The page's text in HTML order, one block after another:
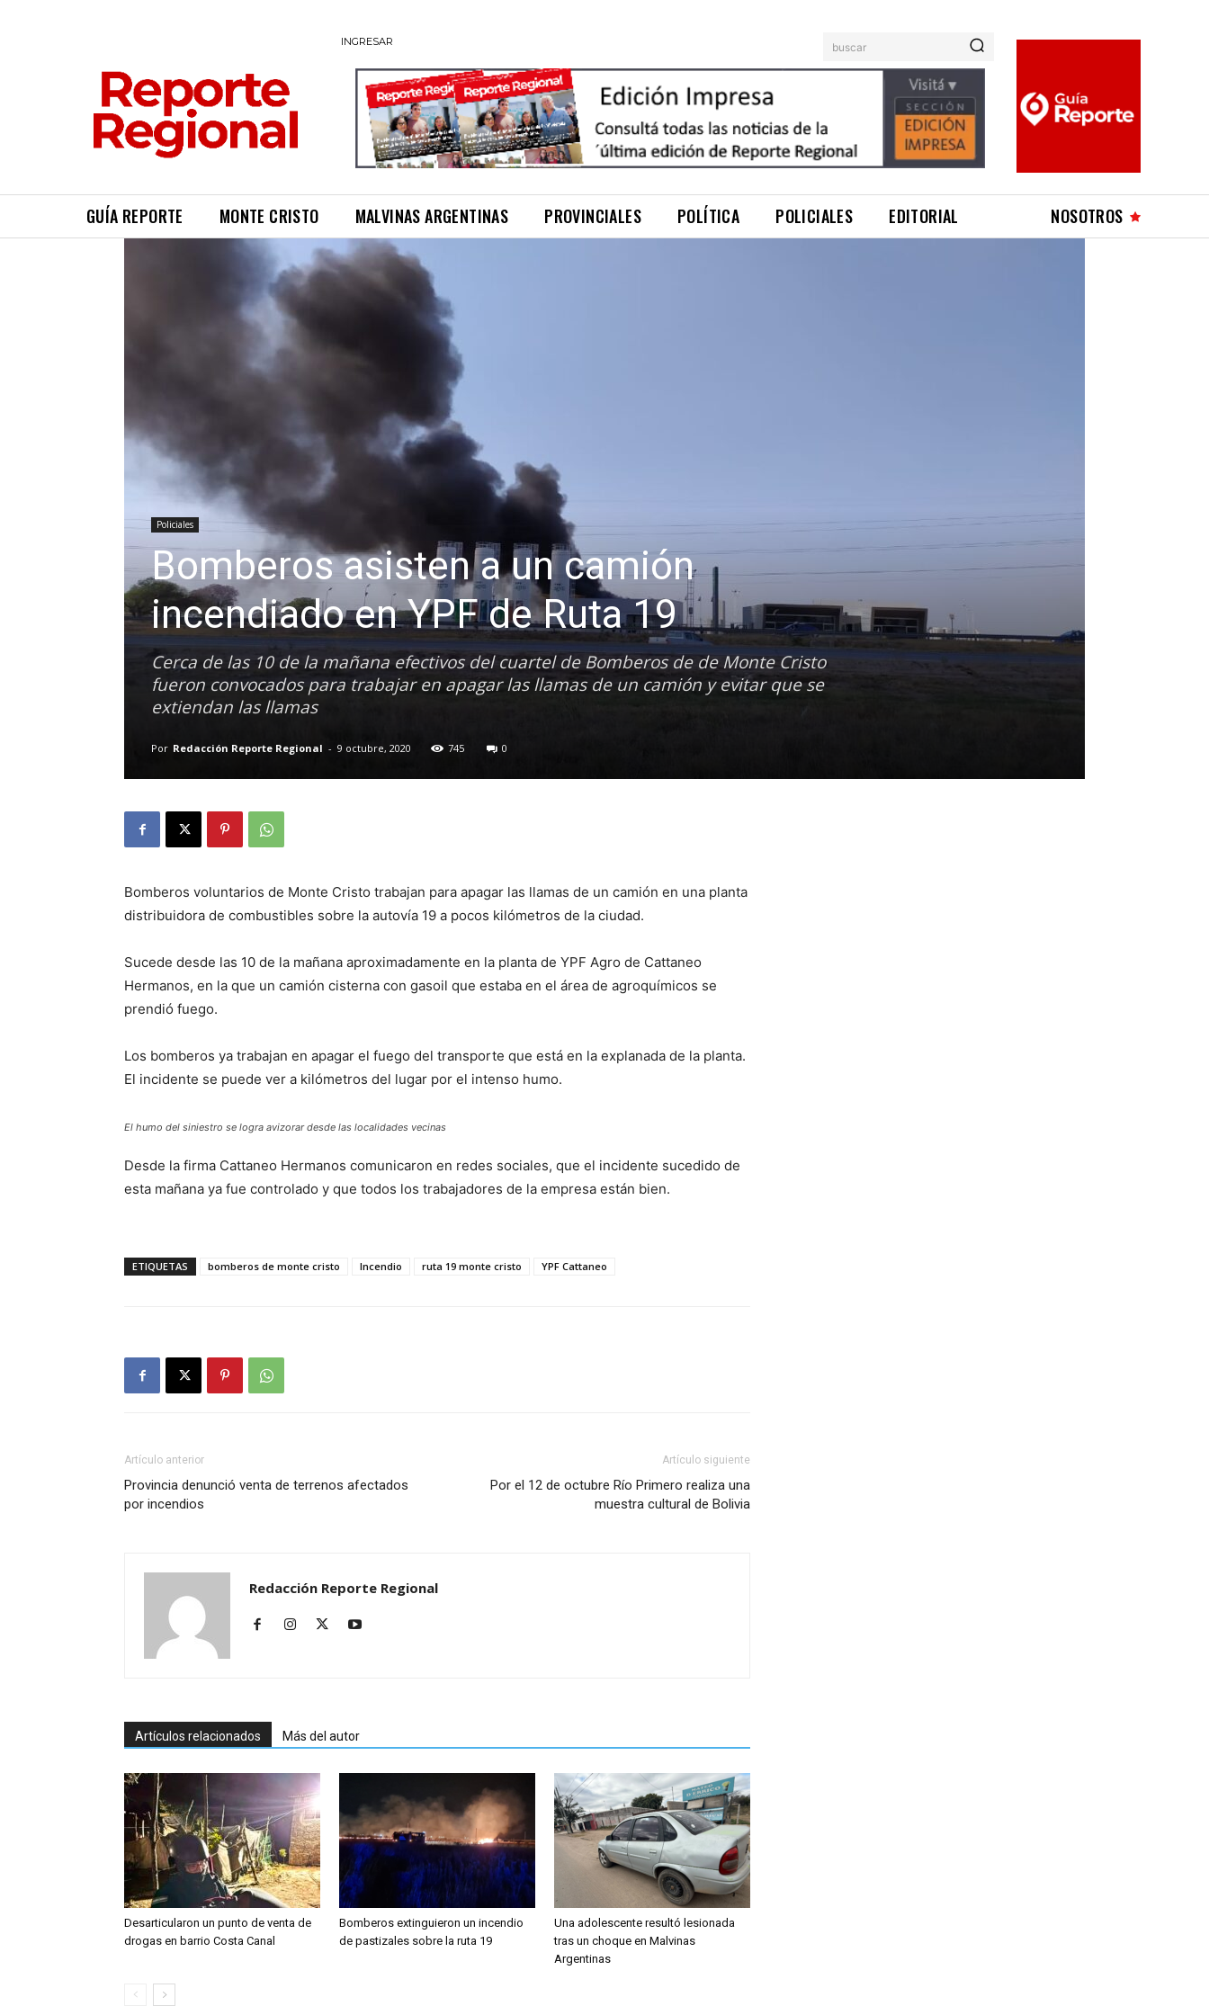
INGRESAR buscar
GUÍA REPORTE MONTE CRISTO MALVINAS ARGENTINAS PROVINCIALES POLÍTICA POLICIALES EDITORIAL NOSOTROS
Policiales
Bomberos asisten a un camión
incendiado en YPF de Ruta 19
Cerca de las 10 de la mañana efectivos del cuartel de Bomberos de de Monte Cristo
fueron convocados para trabajar en apagar las llamas de un camión y evitar que se
extiendan las llamas
Por Redacción Reporte Regional - 9 octubre, 2020 745 0
Bomberos voluntarios de Monte Cristo trabajan para apagar las llamas de un camión en una planta
distribuidora de combustibles sobre la autovía 19 a pocos kilómetros de la ciudad.
Sucede desde las 10 de la mañana aproximadamente en la planta de YPF Agro de Cattaneo
Hermanos, en la que un camión cisterna con gasoil que estaba en el área de agroquímicos se
prendió fuego.
Los bomberos ya trabajan en apagar el fuego del transporte que está en la explanada de la planta.
El incidente se puede ver a kilómetros del lugar por el intenso humo.
El humo del siniestro se logra avizorar desde las localidades vecinas
Desde la firma Cattaneo Hermanos comunicaron en redes sociales, que el incidente sucedido de
esta mañana ya fue controlado y que todos los trabajadores de la empresa están bien.
ETIQUETAS bomberos de monte cristo Incendio ruta 19 monte cristo YPF Cattaneo
Artículo anterior
Provincia denunció venta de terrenos afectados
por incendios
Artículo siguiente
Por el 12 de octubre Río Primero realiza una
muestra cultural de Bolivia
Redacción Reporte Regional
Artículos relacionados Más del autor
Desarticularon un punto de venta de
drogas en barrio Costa Canal
Bomberos extinguieron un incendio
de pastizales sobre la ruta 19
Una adolescente resultó lesionada
tras un choque en Malvinas
Argentinas